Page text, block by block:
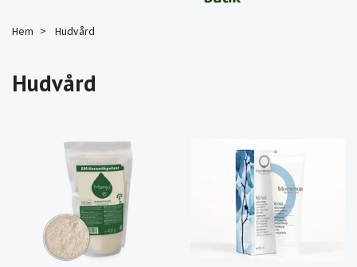
Hem Hudvård
Hudvård